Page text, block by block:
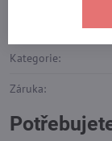
Doplňující
Kategorie:
Záruka: